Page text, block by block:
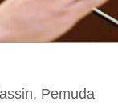
Pemuda